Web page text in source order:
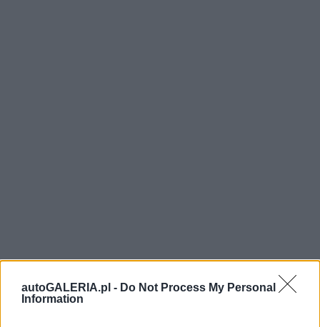
autoGALERIA.pl - Do Not Process My Personal
Information